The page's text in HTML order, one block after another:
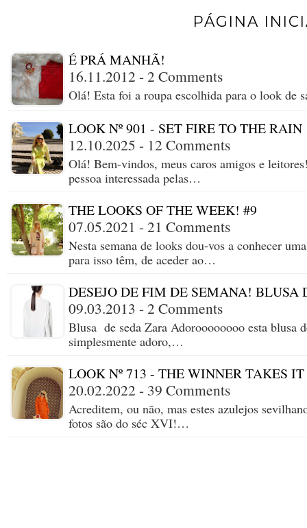
PÁGINA
É PRÁ MANHÃ!
16.11.2012 - 2 Comments
Olá! Esta foi a roupa escolhida para o look de
LOOK Nº 901 - SET FIRE TO THE RAIN
12.10.2025 - 12 Comments
Olá! Bem-vindos, meus caros amigos e
pessoa interessada pelas…
THE LOOKS OF THE WEEK! #9
07.05.2021 - 21 Comments
Nesta semana de looks dou-vos a conhecer
para isso têm, de aceder ao…
DESEJO DE FIM DE SEMANA! BLUSA
09.03.2013 - 2 Comments
Blusa de seda Zara Adoroooooooo esta blusa
simplesmente adoro,…
LOOK Nº 713 - THE WINNER TAKES
20.02.2022 - 39 Comments
Acreditem, ou não, mas estes azulejos
fotos são do séc XVI!…